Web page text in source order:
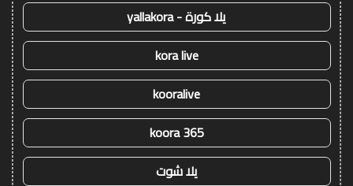
يلا كورة - yallakora
kora live
kooralive
koora 365
يلا شوت